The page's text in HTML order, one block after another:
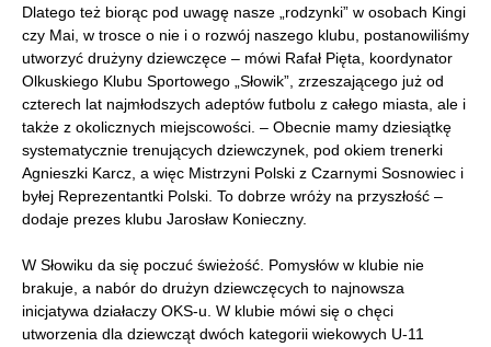
Dlatego też biorąc pod uwagę nasze „rodzynki” w osobach Kingi
czy Mai, w trosce o nie i o rozwój naszego klubu, postanowiliśmy
utworzyć drużyny dziewczęce – mówi Rafał Pięta, koordynator
Olkuskiego Klubu Sportowego „Słowik”, zrzeszającego już od
czterech lat najmłodszych adeptów futbolu z całego miasta, ale i
także z okolicznych miejscowości. – Obecnie mamy dziesiątkę
systematycznie trenujących dziewczynek, pod okiem trenerki
Agnieszki Karcz, a więc Mistrzyni Polski z Czarnymi Sosnowiec i
byłej Reprezentantki Polski. To dobrze wróży na przyszłość –
dodaje prezes klubu Jarosław Konieczny.
W Słowiku da się poczuć świeżość. Pomysłów w klubie nie
brakuje, a nabór do drużyn dziewczęcych to najnowsza
inicjatywa działaczy OKS-u. W klubie mówi się o chęci
utworzenia dla dziewcząt dwóch kategorii wiekowych U-11